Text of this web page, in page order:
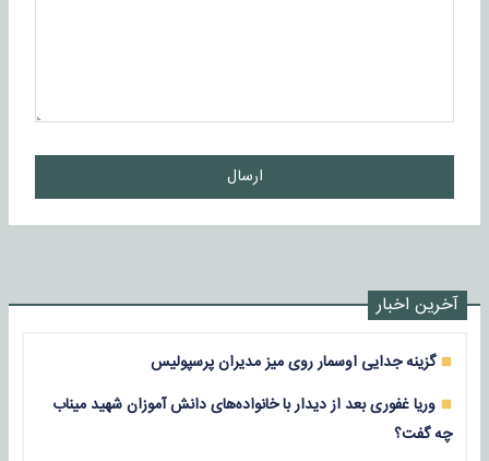
ارسال
آخرین اخبار
گزینه جدایی اوسمار روی میز مدیران پرسپولیس
وریا غفوری بعد از دیدار با خانواده‌های دانش آموزان شهید میناب
چه گفت؟